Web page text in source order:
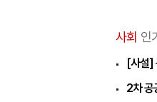
사회 인
[사설]
2차 공